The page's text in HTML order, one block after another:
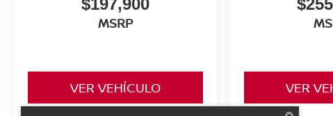
MSRP
VER VEHÍCULO VER